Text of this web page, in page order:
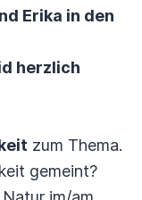
Erika in den
herzlich
zum Thema.
gemeint?